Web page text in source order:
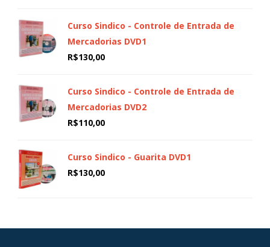
Curso Sindico - Controle de Entrada de
Mercadorias DVD1
R$130,00
Curso Sindico - Controle de Entrada de
Mercadorias DVD2
R$110,00
Curso Sindico - Guarita DVD1
R$130,00